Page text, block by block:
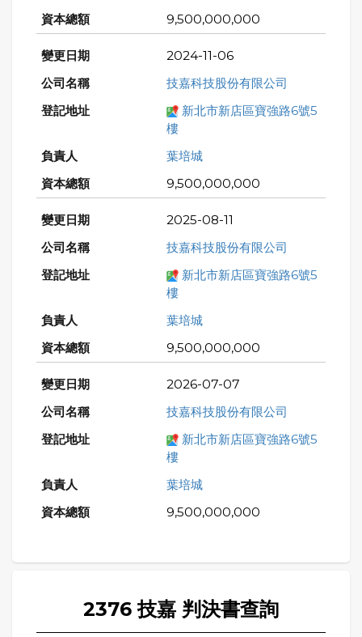
9,500,000,000
2024-11-06
技嘉科技股份有限公司
新北市新店區寶強路6號5
樓
葉培城
9,500,000,000
2025-08-11
技嘉科技股份有限公司
新北市新店區寶強路6號5
樓
葉培城
9,500,000,000
2026-07-07
技嘉科技股份有限公司
新北市新店區寶強路6號5
樓
葉培城
9,500,000,000
2376 技嘉 判決書查詢